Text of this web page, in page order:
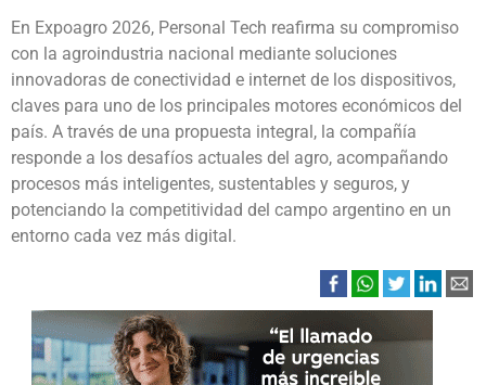
En Expoagro 2026, Personal Tech reafirma su compromiso
con la agroindustria nacional mediante soluciones
innovadoras de conectividad e internet de los dispositivos,
claves para uno de los principales motores económicos del
país. A través de una propuesta integral, la compañía
responde a los desafíos actuales del agro, acompañando
procesos más inteligentes, sustentables y seguros, y
potenciando la competitividad del campo argentino en un
entorno cada vez más digital.